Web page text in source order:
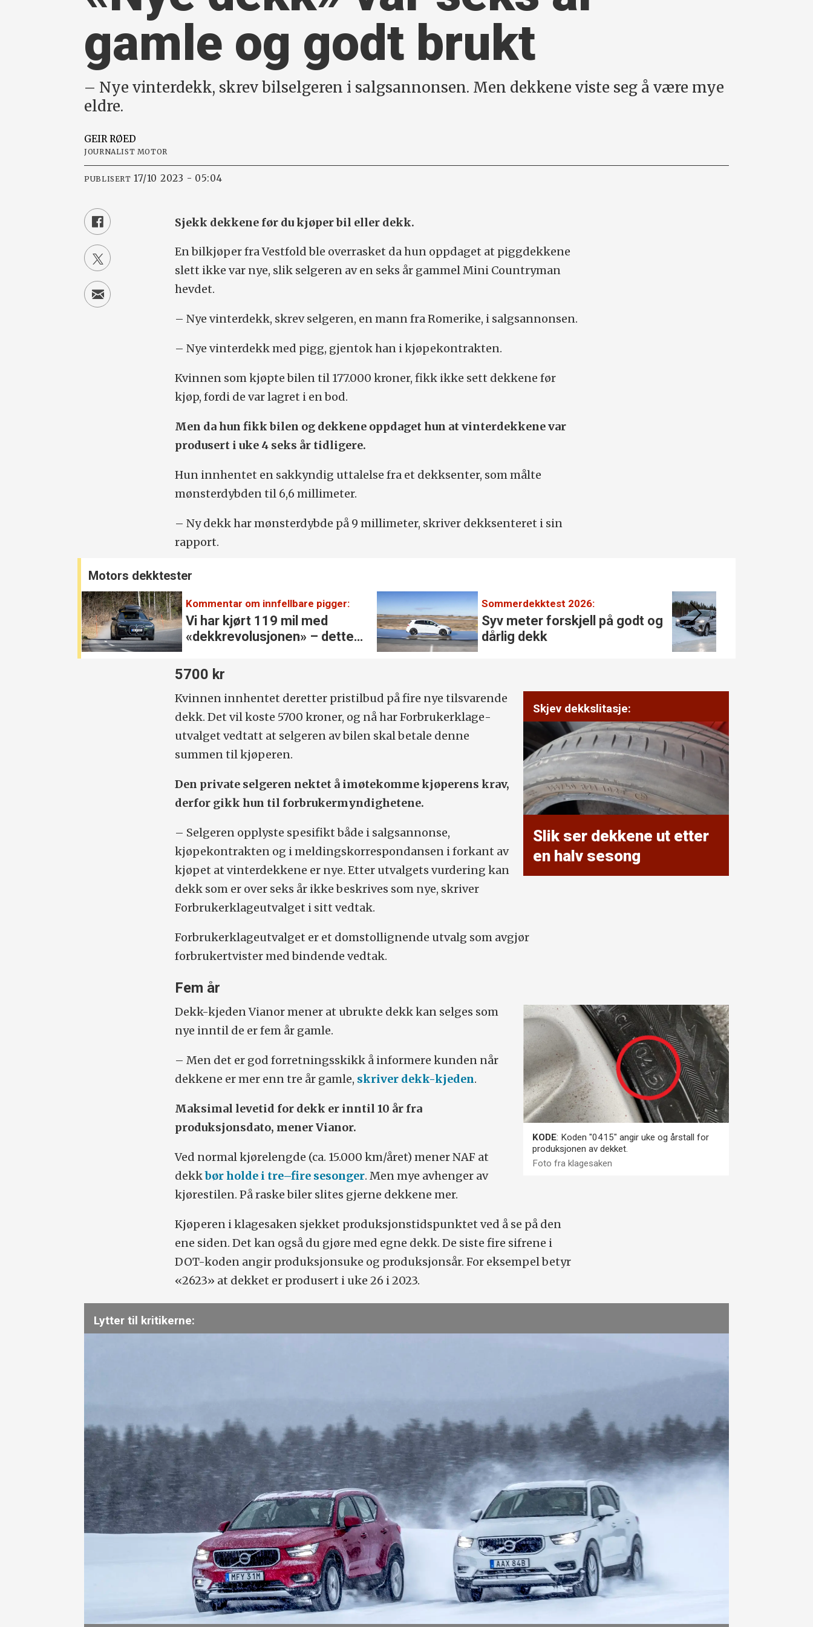
gamle og godt brukt
– Nye vinterdekk, skrev bilselgeren i salgsannonsen. Men dekkene viste seg å være mye
eldre.
GEIR RØED
JOURNALIST MOTOR
PUBLISERT 17/10 2023 - 05:04
Sjekk dekkene før du kjøper bil eller dekk.
En bilkjøper fra Vestfold ble overrasket da hun oppdaget at piggdekkene
slett ikke var nye, slik selgeren av en seks år gammel Mini Countryman
hevdet.
– Nye vinterdekk, skrev selgeren, en mann fra Romerike, i salgsannonsen.
– Nye vinterdekk med pigg, gjentok han i kjøpekontrakten.
Kvinnen som kjøpte bilen til 177.000 kroner, fikk ikke sett dekkene før
kjøp, fordi de var lagret i en bod.
Men da hun fikk bilen og dekkene oppdaget hun at vinterdekkene var
produsert i uke 4 seks år tidligere.
Hun innhentet en sakkyndig uttalelse fra et dekksenter, som målte
mønsterdybden til 6,6 millimeter.
– Ny dekk har mønsterdybde på 9 millimeter, skriver dekksenteret i sin
rapport.
Motors dekktester
Kommentar om innfellbare pigger:
Vi har kjørt 119 mil med
«dekk­revolusjonen» – dette
Sommerdekktest 2026:
Syv meter forskjell på godt og
dårlig dekk
5700 kr
Skjev dekkslitasje:
Slik ser dekkene ut etter
en halv sesong
Kvinnen innhentet deretter pristilbud på fire nye tilsvarende
dekk. Det vil koste 5700 kroner, og nå har Forbrukerklage­
utvalget vedtatt at selgeren av bilen skal betale denne
summen til kjøperen.
Den private selgeren nektet å imøtekomme kjøperens krav,
derfor gikk hun til forbrukermyndighetene.
– Selgeren opplyste spesifikt både i salgsannonse,
kjøpekontrakten og i meldingskorrespondansen i forkant av
kjøpet at vinterdekkene er nye. Etter utvalgets vurdering kan
dekk som er over seks år ikke beskrives som nye, skriver
Forbrukerklageutvalget i sitt vedtak.
Forbrukerklageutvalget er et domstollignende utvalg som avgjør
forbrukertvister med bindende vedtak.
Fem år
KODE: Koden "0415" angir uke og årstall for
produksjonen av dekket.
Foto fra klagesaken
Dekk-kjeden Vianor mener at ubrukte dekk kan selges som
nye inntil de er fem år gamle.
– Men det er god forretningsskikk å informere kunden når
dekkene er mer enn tre år gamle, skriver dekk-kjeden.
Maksimal levetid for dekk er inntil 10 år fra
produksjonsdato, mener Vianor.
Ved normal kjørelengde (ca. 15.000 km/året) mener NAF at
dekkbør holde i tre–fire sesonger. Men mye avhenger av
kjørestilen. På raske biler slites gjerne dekkene mer.
Kjøperen i klagesaken sjekket produksjonstidspunktet ved å se på den
ene siden. Det kan også du gjøre med egne dekk. De siste fire sifrene i
DOT-koden angir produksjonsuke og produksjonsår. For eksempel betyr
«2623» at dekket er produsert i uke 26 i 2023.
Lytter til kritikerne: